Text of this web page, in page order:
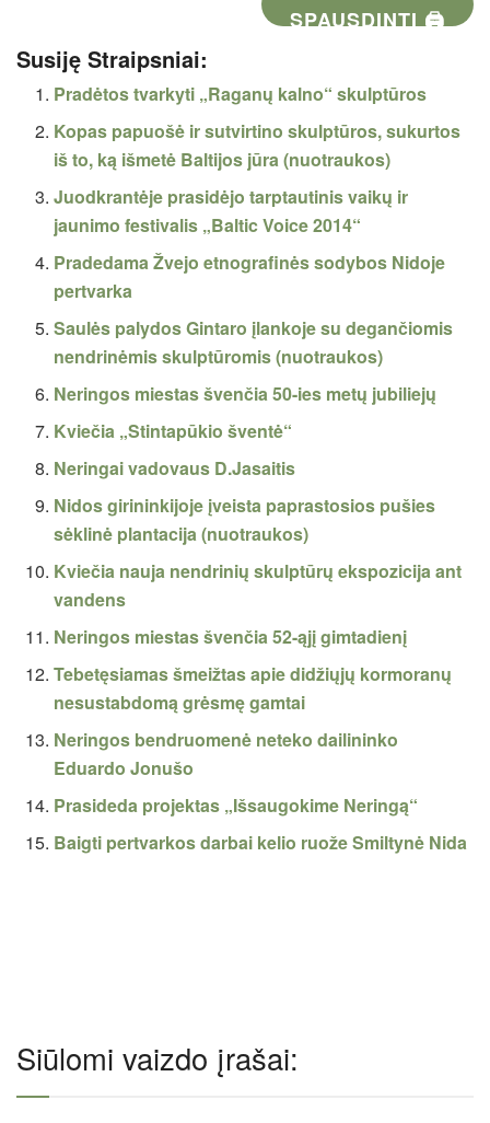
SPAUSDINTI 🖨
Susiję Straipsniai:
Pradėtos tvarkyti „Raganų kalno“ skulptūros
Kopas papuošė ir sutvirtino skulptūros, sukurtos
iš to, ką išmetė Baltijos jūra (nuotraukos)
Juodkrantėje prasidėjo tarptautinis vaikų ir
jaunimo festivalis „Baltic Voice 2014“
Pradedama Žvejo etnografinės sodybos Nidoje
pertvarka
Saulės palydos Gintaro įlankoje su degančiomis
nendrinėmis skulptūromis (nuotraukos)
Neringos miestas švenčia 50-ies metų jubiliejų
Kviečia „Stintapūkio šventė“
Neringai vadovaus D.Jasaitis
Nidos girininkijoje įveista paprastosios pušies
sėklinė plantacija (nuotraukos)
Kviečia nauja nendrinių skulptūrų ekspozicija ant
vandens
Neringos miestas švenčia 52-ąjį gimtadienį
Tebetęsiamas šmeižtas apie didžiųjų kormoranų
nesustabdomą grėsmę gamtai
Neringos bendruomenė neteko dailininko
Eduardo Jonušo
Prasideda projektas „Išsaugokime Neringą“
Baigti pertvarkos darbai kelio ruože Smiltynė Nida
Siūlomi vaizdo įrašai: